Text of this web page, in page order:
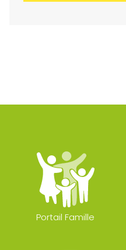
Portail Famille